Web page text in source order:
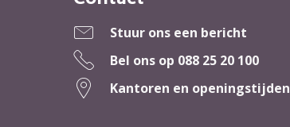
Stuur ons een bericht
Bel ons op 088 25 20 100
Kantoren en openingstijden